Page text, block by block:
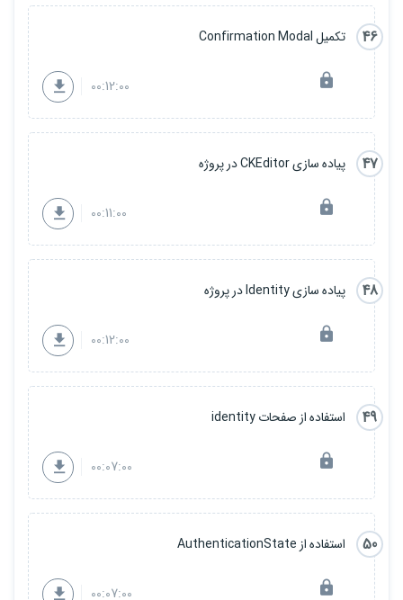
46 تکمیل Confirmation Modal
00:12:00
47 پیاده سازی CKEditor در پروژه
00:11:00
48 پیاده سازی Identity در پروژه
00:12:00
49 استفاده از صفحات identity
00:07:00
50 استفاده از AuthenticationState
00:07:00